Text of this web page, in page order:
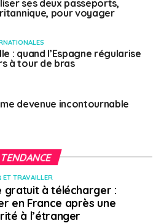
ses deux passeports,
pour voyager
: quand l’Espagne régularise
à tour de bras
devenue incontournable
TENDANCE
ET TRAVAILLER
gratuit à télécharger :
en France après une
à l’étranger